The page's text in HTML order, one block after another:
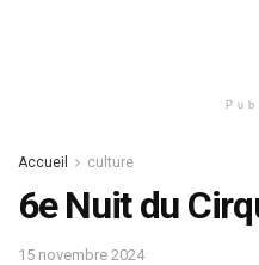
Accueil culture
6e Nuit du
15 novembre 2024